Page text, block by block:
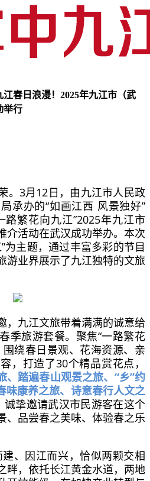
春日浪漫！2025年九江市（武
举行
。3月12日，由九江市人民政
承办的“如画江西 风景独好”
路繁花向九江”2025年九江市
介活动在武汉成功举办。本次
为主题，通过丰富多彩的节目
游业界展示了九江独特的文旅
，九江文旅带着满满的诚意给
季旅游套餐。聚焦“一路繁花
绕春日景观、花海资源、亲
，打造了30个精品赏花点，
、踏遍春山观景之旅、“乡”约
味康养之旅、诗意春行人文之
诚挚邀请武汉市民游客在这个
、品尝春之美味、体验春之乐
、因江而兴，恰似两颗交相
畔，依托长江黄金水道，两地